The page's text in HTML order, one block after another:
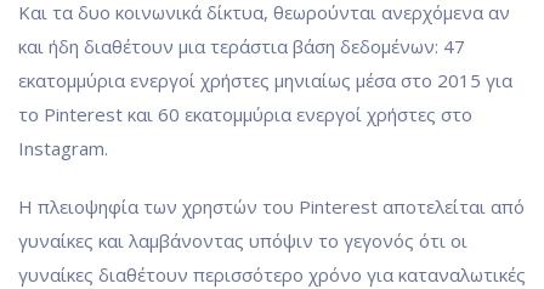
Και τα δυο κοινωνικά δίκτυα, θεωρούνται ανερχόμενα αν
και ήδη διαθέτουν μια τεράστια βάση δεδομένων: 47
εκατομμύρια ενεργοί χρήστες μηνιαίως μέσα στο 2015 για
το Pinterest και 60 εκατομμύρια ενεργοί χρήστες στο
Instagram.
Η πλειοψηφία των χρηστών του Pinterest αποτελείται από
γυναίκες και λαμβάνοντας υπόψιν το γεγονός ότι οι
γυναίκες διαθέτουν περισσότερο χρόνο για καταναλωτικές